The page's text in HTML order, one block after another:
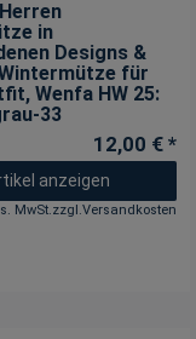
in
Designs &
für
, Wenfa HW 25:
33
12,00 € *
anzeigen
MwSt.zzgl.Versandkosten